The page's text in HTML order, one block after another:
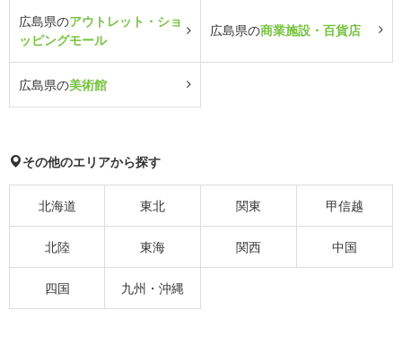
広島県のアウトレット・ショ
ッピングモール
広島県の商業施設・百貨店
広島県の美術館
その他のエリアから探す
北海道 東北 関東 甲信越
北陸 東海 関西 中国
四国 九州・沖縄